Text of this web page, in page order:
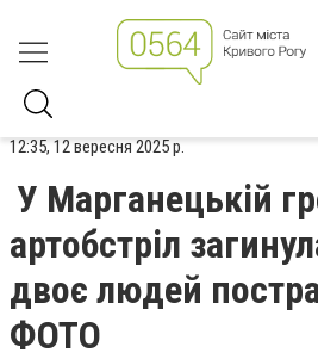
12:35, 12 вересня 2025 р.
У Марганецькій
артобстріл
двоє людей
ФОТО